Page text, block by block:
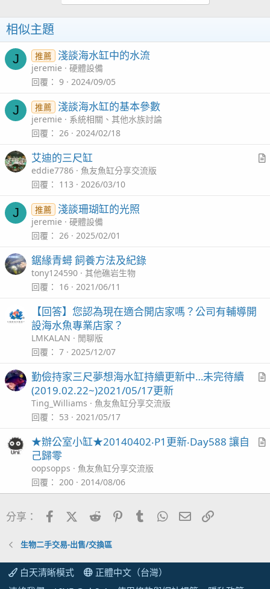
相似主題
J 推薦 淺談海水缸中的水流
jeremie
硬體設備
回覆
9 2024/09/05
J 推薦 淺談海水缸的基本參數
jeremie
系統相關、其他水族討論
回覆
26 2024/02/18
艾迪的三尺缸
eddie7786
魚友魚缸分享交流版
回覆
113 2026/03/10
J 推薦 淺談珊瑚缸的光照
jeremie
硬體設備
回覆
26 2025/02/01
鋸緣青蟳 飼養方法及紀錄
tony124590
其他礁岩生物
回覆
16 2021/06/11
【回答】您認為現在適合開店家嗎？公司有輔導開
設海水魚專業店家？
LMKALAN
閒聊版
回覆
7 2025/12/07
l
勤儉持家三尺夢想海水缸持續更新中…未完待續
(2019.02.22~)2021/05/17更新
Ting_Williams
魚友魚缸分享交流版
回覆
53 2021/05/17
c
★辦公室小缸★20140402‧P1更新‧Day588 讓自
己歸零
oopsopps
魚友魚缸分享交流版
回覆
200 2014/08/06
分享： FacebookX (Twitter)
Reddit PinterestTumblrWhatsApp電子郵件
生物二手交易-出售/交換區
白天清晰模式
正體中文（台灣）